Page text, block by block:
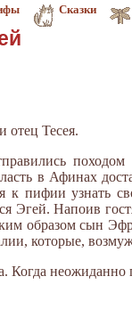
Сказки
отец Тесея.
в Афинах
к пифии узнать
Эгей. Напоив
образом сын
которые,
неожиданно